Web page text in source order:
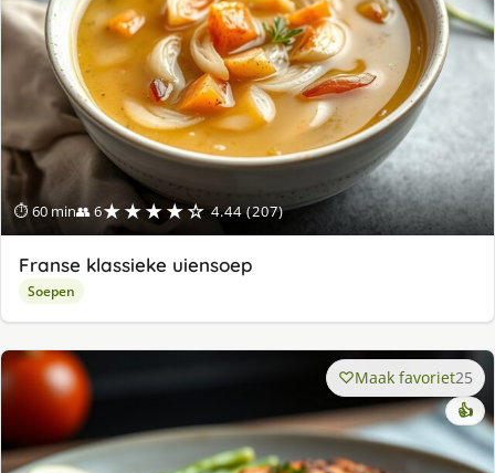
⏱ 60 min👥 6★★★★☆ 4.44 (207)
Franse klassieke uiensoep
Soepen
Maak favoriet25
👍